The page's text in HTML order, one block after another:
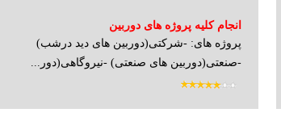
انجام کلیه پروژه های دوربین
مداربسته(outdoor،indoor)
پروژه های: -شرکتی(دوربین های دید درشب)
-صنعتی(دوربین های صنعتی) -نیروگاهی(دور...